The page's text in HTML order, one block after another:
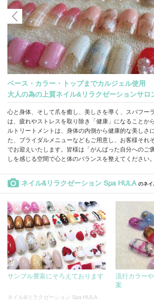
ベース・カラー・トップまでカルジェル使用
大人の為の上質ネイル&リラクゼーションサロ
心と身体、そして爪を癒し、美しさを導く、スパフー
は、疲れやストレスを取り除き「健康」になることか
ルトリートメントは、身体の内側から健康的な美しさ
た、ブライダルメニューなどもご用意し、お客様それ
でお迎えいたします。皆様は「がんばった自分へのご
しを感じる空間で心と体のバランスを整えてください。
ネイル&リラクゼーション Spa HULA のネイ
サンプル豊富にそろえております
ネイル&リラクゼーション Spa HULA
流行カラー
案